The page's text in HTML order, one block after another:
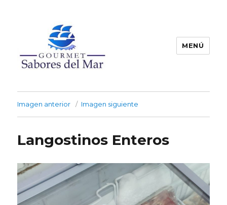
MENÚ
Imagen anterior Imagen siguiente
Langostinos Enteros